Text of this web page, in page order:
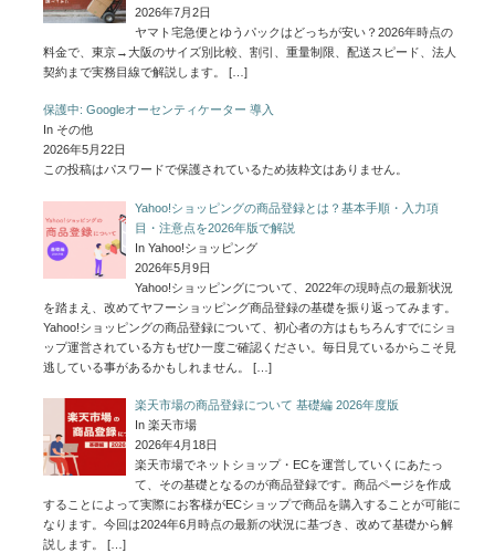
2026年7月2日
ヤマト宅急便とゆうパックはどっちが安い？2026年時点の
料金で、東京→大阪のサイズ別比較、割引、重量制限、配送スピード、法人
契約まで実務目線で解説します。
[…]
保護中: Googleオーセンティケーター 導入
In その他
2026年5月22日
この投稿はパスワードで保護されているため抜粋文はありません。
Yahoo!ショッピングの商品登録とは？基本手順・入力項
目・注意点を2026年版で解説
In Yahoo!ショッピング
2026年5月9日
Yahoo!ショッピングについて、2022年の現時点の最新状況
を踏まえ、改めてヤフーショッピング商品登録の基礎を振り返ってみます。
Yahoo!ショッピングの商品登録について、初心者の方はもちろんすでにショ
ップ運営されている方もぜひ一度ご確認ください。毎日見ているからこそ見
逃している事があるかもしれません。
[…]
楽天市場の商品登録について 基礎編 2026年度版
In 楽天市場
2026年4月18日
楽天市場でネットショップ・ECを運営していくにあたっ
て、その基礎となるのが商品登録です。商品ページを作成
することによって実際にお客様がECショップで商品を購入することが可能に
なります。今回は2024年6月時点の最新の状況に基づき、改めて基礎から解
説します。
[…]